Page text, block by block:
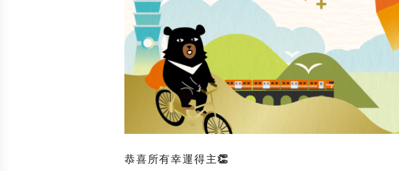
恭喜所有幸運得主👏